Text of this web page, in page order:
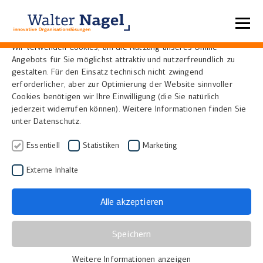
Home Referenzen
Referenzkunden und
Anwender
Wir bei Walter Nagel legen größten Wert auf die
bieten nicht nur tolle Lösungen, sondern auch einen
exzellenten Service. Wir sind immer da, wenn Hilfe
benötigt wird und arbeiten fair und auf Augenhöhe
mit unseren Kunden zusammen, um deren Ziele zu
Datenschutzeinstellungen
Wir verwenden Cookies, um die Nutzung unseres Online-
Angebots für Sie möglichst attraktiv und nutzerfreundlich zu
gestalten. Für den Einsatz technisch nicht zwingend
erforderlicher, aber zur Optimierung der Website sinnvoller
Cookies benötigen wir Ihre Einwilligung (die Sie natürlich
jederzeit widerrufen können). Weitere Informationen finden Sie
unter Datenschutz.
Essentiell Statistiken Marketing
Externe Inhalte
Alle akzeptieren
Speichern
Weitere Informationen anzeigen